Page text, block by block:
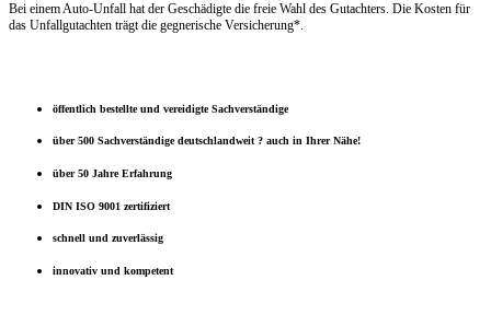
Bei einem Auto-Unfall hat der Geschädigte die freie Wahl des Gutachters. Die Kosten für
das Unfallgutachten trägt die gegnerische Versicherung*.
öffentlich bestellte und vereidigte Sachverständige
über 500 Sachverständige deutschlandweit ? auch in Ihrer Nähe!
über 50 Jahre Erfahrung
DIN ISO 9001 zertifiziert
schnell und zuverlässig
innovativ und kompetent